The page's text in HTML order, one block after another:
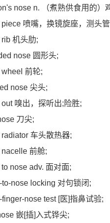
nose n. （煮熟供食用的）
piece 喷嘴，换镜旋座，测头
机头肋;
nose 圆形头;
wheel 前轮;
nose 尖头;
out 嗅出，探听出;险胜;
刀尖;
radiator 车头散热器;
nacelle 前舱;
nose adv. 面对面;
to-nose locking 对句锁闭;
finger-nose test [医]指鼻试验;
嵌[插]入式铧尖;